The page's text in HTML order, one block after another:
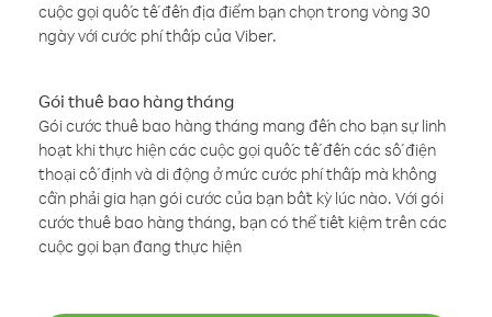
cuộc gọi quốc tế đến địa điểm bạn chọn trong vòng 30
ngày với cước phí thấp của Viber.
Gói thuê bao hàng tháng
Gói cước thuê bao hàng tháng mang đến cho bạn sự linh
hoạt khi thực hiện các cuộc gọi quốc tế đến các số điện
thoại cố định và di động ở mức cước phí thấp mà không
cần phải gia hạn gói cước của bạn bất kỳ lúc nào. Với gói
cước thuê bao hàng tháng, bạn có thể tiết kiệm trên các
cuộc gọi bạn đang thực hiện